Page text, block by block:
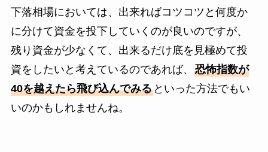
下落相場においては、出来ればコツコツと何度か
に分けて資金を投下していくのが良いのですが、
残り資金が少なくて、出来るだけ底を見極めて投
資をしたいと考えているのであれば、 恐怖指数が
40を越えたら飛び込んでみるといった方法でもい
いのかもしれませんね。